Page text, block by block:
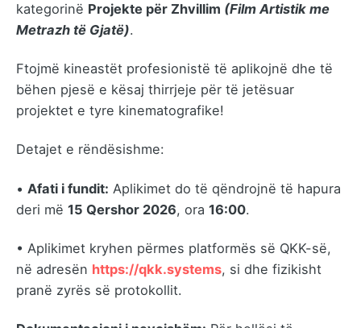
kategorinë Projekte për Zhvillim (Film Artistik me
Metrazh të Gjatë).
Ftojmë kineastët profesionistë të aplikojnë dhe të
bëhen pjesë e kësaj thirrjeje për të jetësuar
projektet e tyre kinematografike!
Detajet e rëndësishme:
• Afati i fundit: Aplikimet do të qëndrojnë të hapura
deri më 15 Qershor 2026, ora 16:00.
• Aplikimet kryhen përmes platformës së QKK-së,
në adresën https://qkk.systems, si dhe fizikisht
pranë zyrës së protokollit.